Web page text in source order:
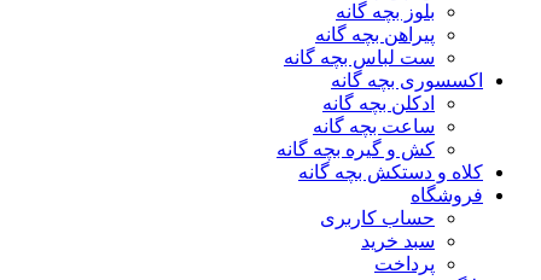
بلوز بچه گانه
پیراهن بچه گانه
ست لباس بچه گانه
اکسسوری بچه گانه
ادکلن بچه گانه
ساعت بچه گانه
کش و گیره بچه گانه
کلاه و دستکش بچه گانه
فروشگاه
حساب کاربری
سبد خرید
پرداخت